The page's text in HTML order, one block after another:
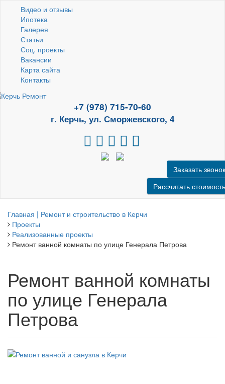
Видео и отзывы
Ипотека
Галерея
Статьи
Соц. проекты
Вакансии
Карта сайта
Контакты
+7 (978) 715-70-60
г. Керчь, ул. Сморжевского, 4
Заказать звонок
Рассчитать стоимость
Главная | Ремонт и строительство в Керчи
Проекты
Реализованные проекты
Ремонт ванной комнаты по улице Генерала Петрова
Ремонт ванной комнаты
по улице Генерала
Петрова